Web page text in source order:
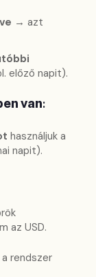
→ azt
előző napit).
van:
használjuk a
napit).
az USD.
a rendszer